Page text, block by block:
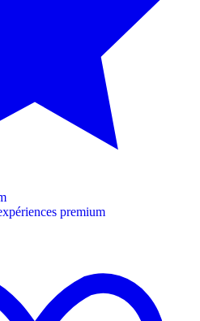
premium